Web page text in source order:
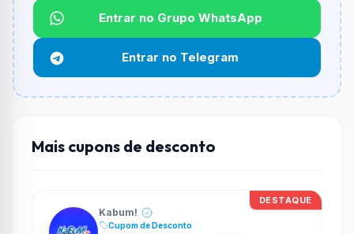
Qual é o desconto máximo?
Não informado ou sem limite.
Funciona em qualquer produto?
Não necessariamente. Depende de itens participantes
e alguns vendedores ou produtos especificos podem
Entrar no Grupo WhatsApp
Entrar no Telegram
Mais cupons de desconto
DESTAQUE
Kabum!
Cupom de Desconto